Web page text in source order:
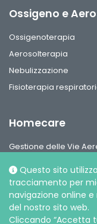
Questo sito
tracciamento per
navigazione online
del nostro sito web.
Cliccando “Accetta
Ossigeno e
Ossigenoterapia
Aerosolterapia
Nebulizzazione
Fisioterapia
Homecare
Gestione delle Vie
Gamma Ossigeno &